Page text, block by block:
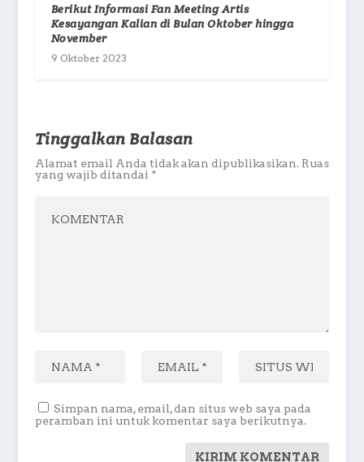
Berikut Informasi Fan Meeting Artis
Kesayangan Kalian di Bulan Oktober hingga
November
9 Oktober 2023
Tinggalkan Balasan
Alamat email Anda tidak akan dipublikasikan. Ruas
yang wajib ditandai *
Simpan nama, email, dan situs web saya pada
peramban ini untuk komentar saya berikutnya.